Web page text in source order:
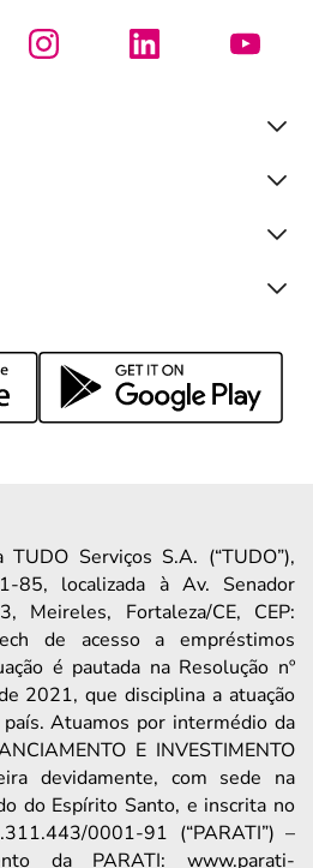
Serviços S.A. (“TUDO”),
85, localizada à Av. Senador
Meireles, Fortaleza/CE, CEP:
de acesso a empréstimos
é pautada na Resolução nº
2021, que disciplina a atuação
Atuamos por intermédio da
E INVESTIMENTO
devidamente, com sede na
do Espírito Santo, e inscrita no
0001-91 (“PARATI”) –
da PARATI: www.parati-